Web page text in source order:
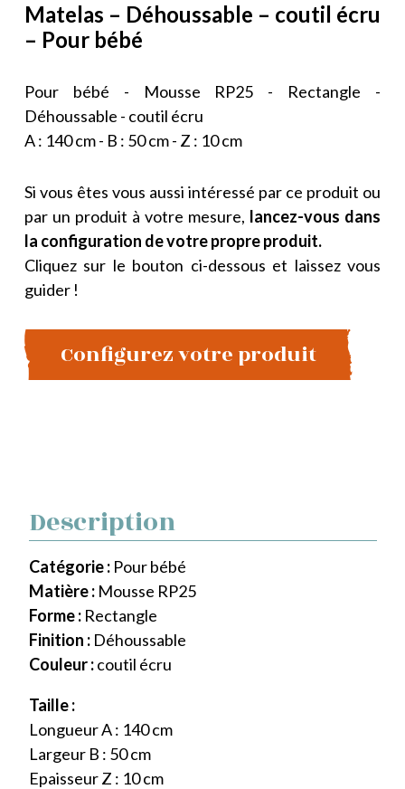
Matelas – Déhoussable – coutil écru
– Pour bébé
Pour bébé - Mousse RP25 - Rectangle -
Déhoussable - coutil écru
A : 140 cm - B : 50 cm - Z : 10 cm
Si vous êtes vous aussi intéressé par ce produit ou
par un produit à votre mesure, lancez-vous dans
la configuration de votre propre produit.
Cliquez sur le bouton ci-dessous et laissez vous
guider !
Configurez votre produit
Description
Catégorie : Pour bébé
Matière : Mousse RP25
Forme : Rectangle
Finition : Déhoussable
Couleur :coutil écru
Taille :
Longueur A : 140 cm
Largeur B : 50 cm
Epaisseur Z : 10 cm